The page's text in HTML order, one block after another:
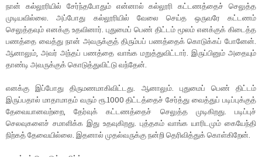
நான் கல்லூரியில் சேர்ந்தபோதும் என்னால் கல்லூரி கட்டணத்தைச் செலுத்த
முடியவில்லை. அப்போது கல்லூரியில் வேலை செய்த ஒருவரே கட்டணம்
செலுத்தவும் எனக்கு உதவினார். புதுமைப் பெண் திட்டம் மூலம் எனக்குக் கிடைத்த
பணத்தை வைத்து நான் அவருக்குத் திரும்பப் பணத்தைக் கொடுக்கப் போனேன்.
ஆனாலும், அவர் அந்தப் பணத்தை வாங்க மறுத்துவிட்டார். இருப்பினும் அதையும்
தாண்டி அவருக்குக் கொடுத்துவிட்டு வந்தேன்.
எனக்கு இப்போது திருமணமாகிவிட்டது. ஆனாலும். புதுமைப் பெண் திட்டம்
இருப்பதால் மாதாமாதம் வரும் ரூ.1000 திட்டத்தைச் சேர்த்து வைத்துப் படிப்புக்குத்
தேவையானவற்றை, தேர்வுக் கட்டணத்தைச் செலுத்த முடிகிறது. படிப்புச்
செலவுகளைச் சமாளிக்க இது உதவுகிறது. புத்தகம் வாங்க யாரிடமும் கையேந்தி
நிற்கத் தேவையில்லை. இதனால் முதல்வருக்கு நன்றி தெரிவித்துக் கொள்கிறேன்.